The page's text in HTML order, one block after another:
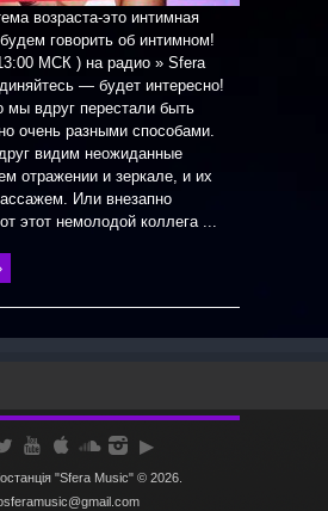
возраста-это интимная
говорить об интимном!
МСК ) на радио » Sfera
— будет интересно!
мы вдруг перестали быть
очень разными способами.
видим неожиданные
отражении и зеркале, и их
Или внезапно
этот немолодой коллега ...
"Sfera Music" © 2026.